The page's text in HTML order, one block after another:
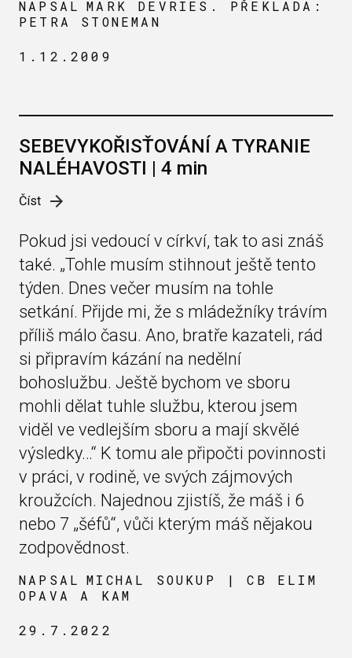
NAPSAL MARK DEVRIES. PŘEKLADA:
PETRA STONEMAN
1.12.2009
SEBEVYKOŘISŤOVÁNÍ A TYRANIE
NALÉHAVOSTI | 4 min
Číst
Pokud jsi vedoucí v církví, tak to asi znáš
také. „Tohle musím stihnout ještě tento
týden. Dnes večer musím na tohle
setkání. Přijde mi, že s mládežníky trávím
příliš málo času. Ano, bratře kazateli, rád
si připravím kázání na nedělní
bohoslužbu. Ještě bychom ve sboru
mohli dělat tuhle službu, kterou jsem
viděl ve vedlejším sboru a mají skvělé
výsledky…“ K tomu ale připočti povinnosti
v práci, v rodině, ve svých zájmových
kroužcích. Najednou zjistíš, že máš i 6
nebo 7 „šéfů“, vůči kterým máš nějakou
zodpovědnost.
NAPSAL MICHAL SOUKUP | CB ELIM
OPAVA A KAM
29.7.2022